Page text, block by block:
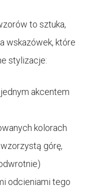
to sztuka,
wskazówek, które
stylizacje:
akcentem
kolorach
górę,
odcieniami tego